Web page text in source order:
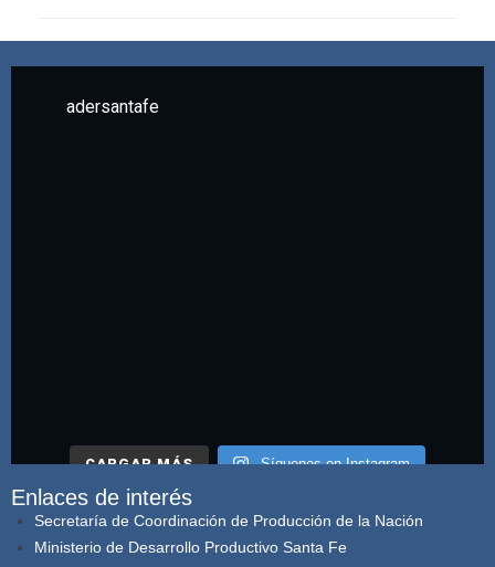
adersantafe
CARGAR MÁS Síguenos on Instagram
Enlaces de interés
Secretaría de Coordinación de Producción de la Nación
Ministerio de Desarrollo Productivo Santa Fe